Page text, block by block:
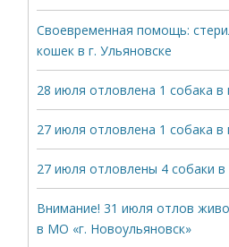
Своевременная помощь:
кошек в г. Ульяновске
28 июля отловлена 1 собака в
27 июля отловлена 1 собака в
27 июля отловлены 4 собаки
Внимание! 31 июля отлов
в МО «г. Новоульяновск»